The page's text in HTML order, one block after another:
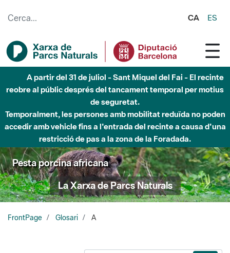
CA ES
A partir del 31 de juliol - Sant Miquel del Fai - El recinte
reobre al públic després del tancament temporal per motius
de seguretat.
Temporalment, les persones amb mobilitat reduïda no poden
accedir amb vehicle fins a l'entrada del recinte a causa d'una
restricció de pas a la zona de la Foradada.
Pesta porcina africana
La Xarxa de Parcs Naturals
FrontPage Glosari A